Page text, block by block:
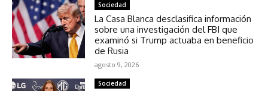
Sociedad
La Casa Blanca desclasifica información
sobre una investigación del FBI que
examinó si Trump actuaba en beneficio
de Rusia
agosto 9, 2026
Sociedad